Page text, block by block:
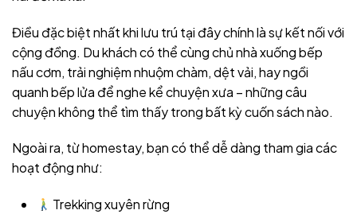
Điều đặc biệt nhất khi lưu trú tại đây chính là sự kết nối với
cộng đồng. Du khách có thể cùng chủ nhà xuống bếp
nấu cơm, trải nghiệm nhuộm chàm, dệt vải, hay ngồi
quanh bếp lửa để nghe kể chuyện xưa – những câu
chuyện không thể tìm thấy trong bất kỳ cuốn sách nào.
Ngoài ra, từ homestay, bạn có thể dễ dàng tham gia các
hoạt động như:
Trekking xuyên rừng